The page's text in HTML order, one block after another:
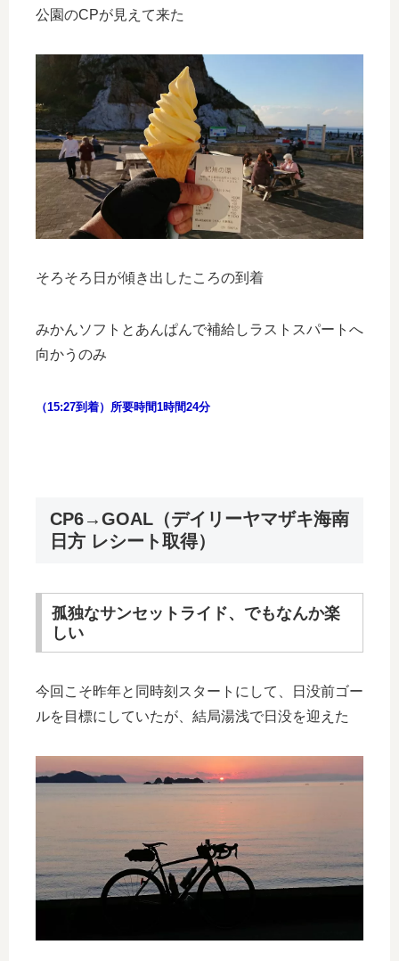
公園のCPが見えて来た
そろそろ日が傾き出したころの到着
みかんソフトとあんぱんで補給しラストスパートへ
向かうのみ
（15:27到着）所要時間1時間24分
CP6→GOAL（デイリーヤマザキ海南
日方 レシート取得）
孤独なサンセットライド、でもなんか楽
しい
今回こそ昨年と同時刻スタートにして、日没前ゴー
ルを目標にしていたが、結局湯浅で日没を迎えた